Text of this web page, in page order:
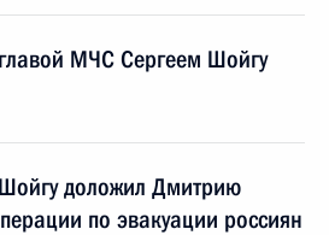
МЧС Сергеем Шойгу
доложил Дмитрию
по эвакуации россиян